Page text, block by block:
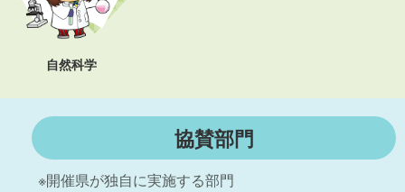
自然科学
協賛部門
※開催県が独自に実施する部門